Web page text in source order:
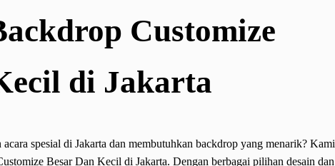
Customize
di Jakarta
spesial di Jakarta dan membutuhkan backdrop yang menarik? Kami
Besar Dan Kecil di Jakarta. Dengan berbagai pilihan desain dan